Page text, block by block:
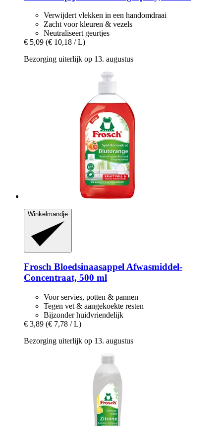
Verwijdert vlekken in een handomdraai
Zacht voor kleuren & vezels
Neutraliseert geurtjes
€ 5,09 (€ 10,18 / L)
Bezorging uiterlijk op 13. augustus
Winkelmandje
Frosch Bloedsinaasappel Afwasmiddel-​
Concentraat, 500 ml
Voor servies, potten & pannen
Tegen vet & aangekoekte resten
Bijzonder huidvriendelijk
€ 3,89 (€ 7,78 / L)
Bezorging uiterlijk op 13. augustus